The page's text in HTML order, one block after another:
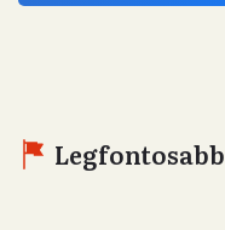
Legfontosabb